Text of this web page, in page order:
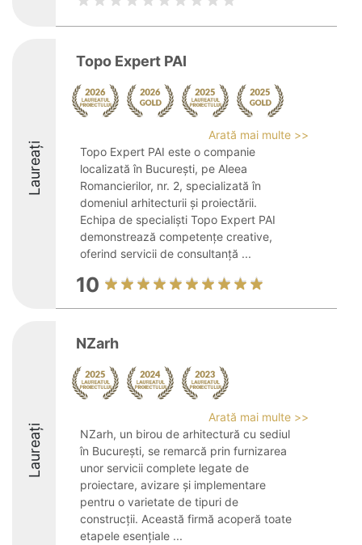
Laureați
Topo Expert PAI
Arată mai multe >>
Topo Expert PAI este o companie
localizată în București, pe Aleea
Romancierilor, nr. 2, specializată în
domeniul arhitecturii și proiectării.
Echipa de specialiști Topo Expert PAI
demonstrează competențe creative,
oferind servicii de consultanță ...
10
Laureați
NZarh
Arată mai multe >>
NZarh, un birou de arhitectură cu sediul
în București, se remarcă prin furnizarea
unor servicii complete legate de
proiectare, avizare și implementare
pentru o varietate de tipuri de
construcții. Această firmă acoperă toate
etapele esențiale ...